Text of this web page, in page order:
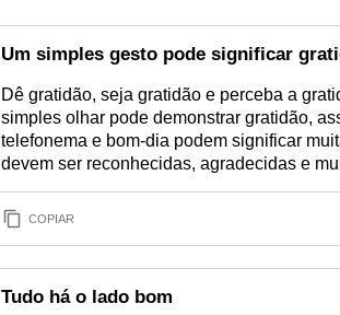
Um simples gesto pode significar
Dê gratidão, seja gratidão e perceba a
simples olhar pode demonstrar gratidão,
telefonema e bom-dia podem significar
devem ser reconhecidas, agradecidas e
COPIAR
Tudo há o lado bom